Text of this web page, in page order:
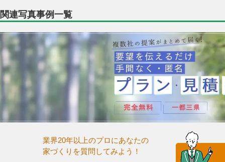
関連写真事例一覧
業界20年以上のプロにあなたの
家づくりを質問してみよう！